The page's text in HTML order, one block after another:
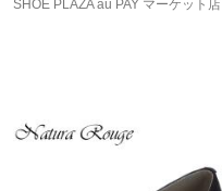
SHOE PLAZA au PAY マーケット店